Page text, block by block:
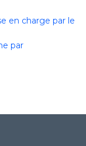
en charge par le
par